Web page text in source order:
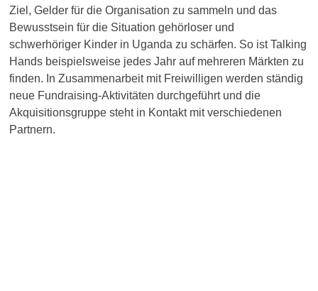
Ziel, Gelder für die Organisation zu sammeln und das
Bewusstsein für die Situation gehörloser und
schwerhöriger Kinder in Uganda zu schärfen. So ist Talking
Hands beispielsweise jedes Jahr auf mehreren Märkten zu
finden. In Zusammenarbeit mit Freiwilligen werden ständig
neue Fundraising-Aktivitäten durchgeführt und die
Akquisitionsgruppe steht in Kontakt mit verschiedenen
Partnern.